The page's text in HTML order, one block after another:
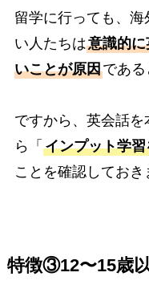
留学に行っても、
い人たちは意識的
いことが原因である
ですから、英会話
ら「 インプット学
ことを確認しておき
特徴③12〜15歳